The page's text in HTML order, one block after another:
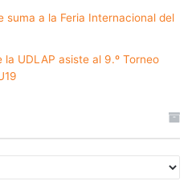
suma a la Feria Internacional del
UDLAP asiste al 9.º Torneo